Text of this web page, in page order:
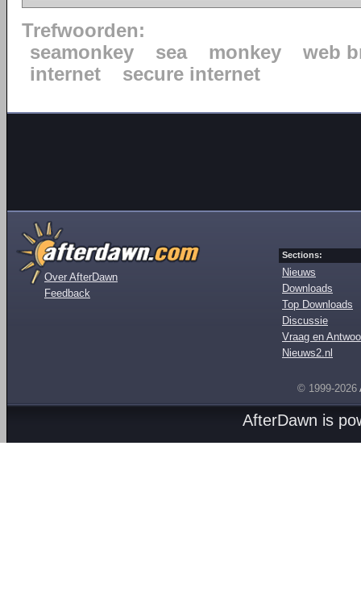
Trefwoorden:
seamonkey
sea monkey
web
internet
secure internet
Over AfterDawn
Feedback
Sections:
Nieuws
Downloads
Top Downloads
Discussie
Vraag en
Nieuws2.nl
© 1999-2026
AfterDawn is